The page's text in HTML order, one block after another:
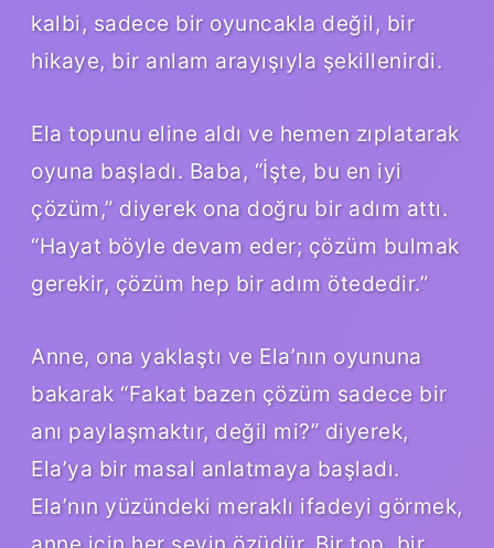
kalbi, sadece bir oyuncakla değil, bir
hikaye, bir anlam arayışıyla şekillenirdi.
Ela topunu eline aldı ve hemen zıplatarak
oyuna başladı. Baba, “İşte, bu en iyi
çözüm,” diyerek ona doğru bir adım attı.
“Hayat böyle devam eder; çözüm bulmak
gerekir, çözüm hep bir adım ötededir.”
Anne, ona yaklaştı ve Ela’nın oyununa
bakarak “Fakat bazen çözüm sadece bir
anı paylaşmaktır, değil mi?” diyerek,
Ela’ya bir masal anlatmaya başladı.
Ela’nın yüzündeki meraklı ifadeyi görmek,